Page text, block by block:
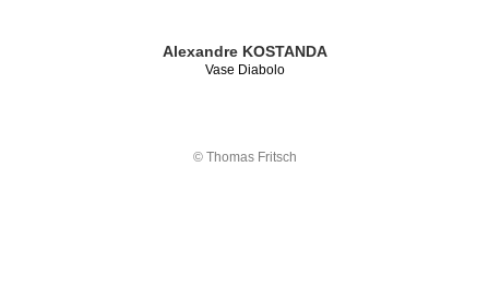
Alexandre KOSTANDA
Vase Diabolo
© Thomas Fritsch